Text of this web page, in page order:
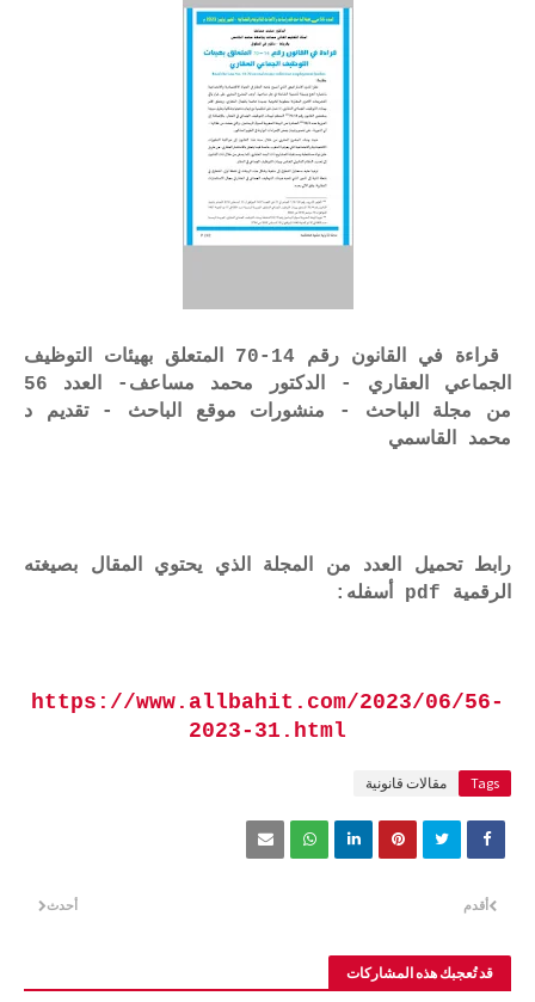
قراءة في القانون رقم 14-70 المتعلق بهيئات التوظيف
الجماعي العقاري - الدكتور محمد مساعف- العدد 56
من مجلة الباحث - منشورات موقع الباحث - تقديم د
محمد القاسمي
رابط تحميل العدد من المجلة الذي يحتوي المقال بصيغته
الرقمية pdf أسفله:
https://www.allbahit.com/2023/06/56-
2023-31.html
Tags مقالات قانونية
أحدث أقدم
قد تُعجبك هذه المشاركات